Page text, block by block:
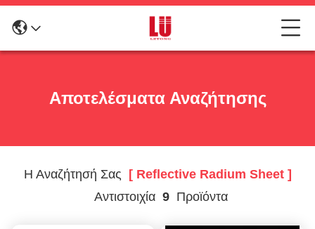
Αποτελέσματα Αναζήτησης
Η Αναζήτησή Σας [ Reflective Radium Sheet ]
Αντιστοιχία 9Προϊόντα